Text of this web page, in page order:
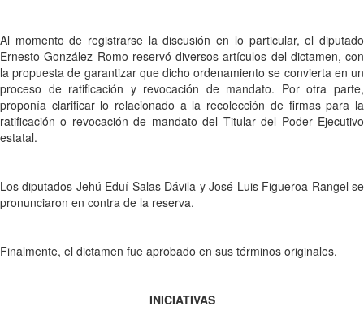
Al momento de registrarse la discusión en lo particular, el diputado
Ernesto González Romo reservó diversos artículos del dictamen, con
la propuesta de garantizar que dicho ordenamiento se convierta en un
proceso de ratificación y revocación de mandato. Por otra parte,
proponía clarificar lo relacionado a la recolección de firmas para la
ratificación o revocación de mandato del Titular del Poder Ejecutivo
estatal.
Los diputados Jehú Eduí Salas Dávila y José Luis Figueroa Rangel se
pronunciaron en contra de la reserva.
Finalmente, el dictamen fue aprobado en sus términos originales.
INICIATIVAS